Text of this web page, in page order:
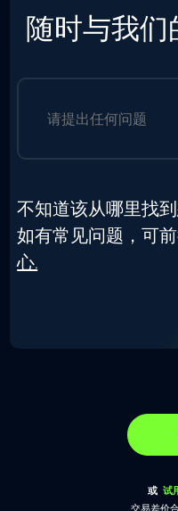
随时与我
不知道该从哪里找
如有常见问题，可
心.
或 试
交易差价